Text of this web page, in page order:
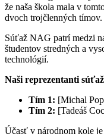
že naša škola mala v
dvoch trojčlenných tímov.
Súťaž NAG patrí medzi
študentov stredných a
technológií.
Naši reprezentanti
Tím 1: [Michal
Tím 2: [Tadeáš
Účasť v národnom kole